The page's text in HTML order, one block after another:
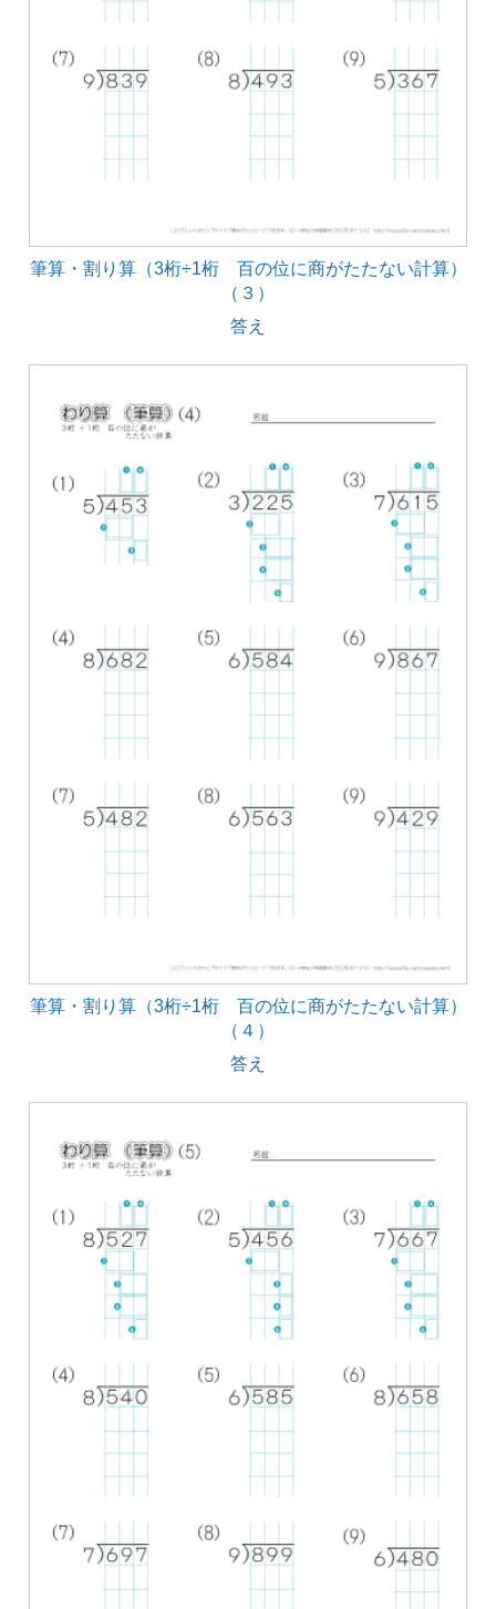
筆算・割り算（3桁÷1桁 百の位に商がたたない計算）
（３）
答え
筆算・割り算（3桁÷1桁 百の位に商がたたない計算）
（４）
答え